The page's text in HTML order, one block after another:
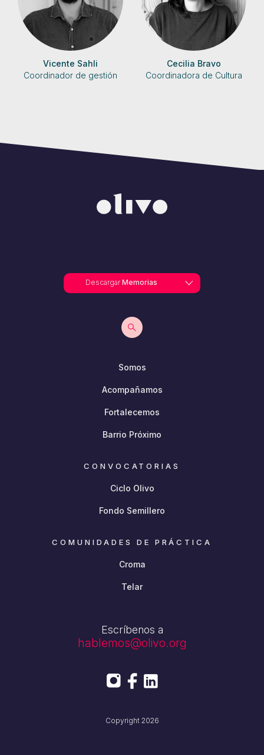
Vicente Sahli
Coordinador de gestión
Cecilia Bravo
Coordinadora de Cultura
DescargarMemorias
Somos
Acompañamos
Fortalecemos
Barrio Próximo
CONVOCATORIAS
Ciclo Olivo
Fondo Semillero
COMUNIDADES DE PRÁCTICA
Croma
Telar
Escríbenos a
hablemos@olivo.org
Copyright 2026